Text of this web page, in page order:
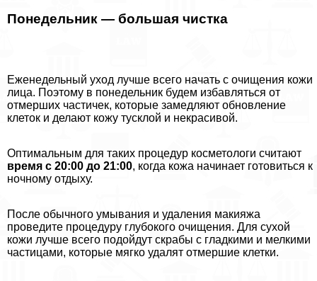
Понедельник — большая чистка
Еженедельный уход лучше всего начать с очищения кожи
лица. Поэтому в понедельник будем избавляться от
отмерших частичек, которые замедляют обновление
клеток и делают кожу тусклой и некрасивой.
Оптимальным для таких процедур косметологи считают
время с 20:00 до 21:00, когда кожа начинает готовиться к
ночному отдыху.
После обычного умывания и удаления макияжа
проведите процедуру глубокого очищения. Для сухой
кожи лучше всего подойдут скpaбы с гладкими и мелкими
частицами, которые мягко удалят отмершие клетки.